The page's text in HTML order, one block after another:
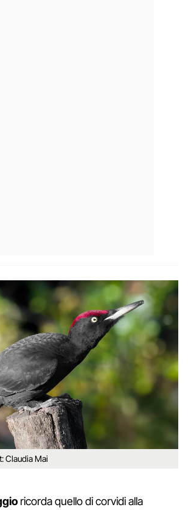
Claudia Mai
ricorda quello di corvidi alla